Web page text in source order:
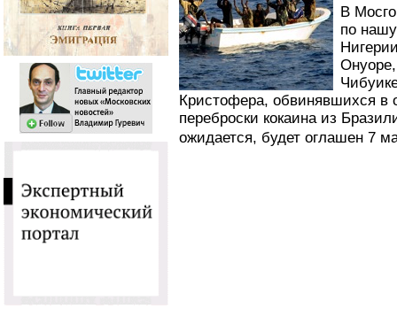
В
по
Кристофера, обвинявшихся в
переброски кокаина из
ожидается, будет оглашен 7